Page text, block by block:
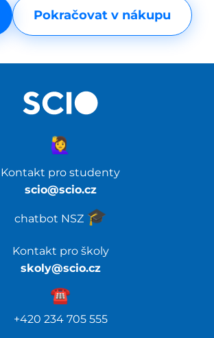
Pokračovat v nákupu
Kontakt pro studenty
scio@scio.cz
chatbot NSZ 🎓️
🙋‍♀️
Kontakt pro školy
skoly@scio.cz
☎️️
+420 234 705 555